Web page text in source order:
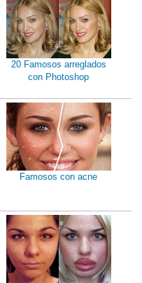
20 Famosos arreglados
con Photoshop
Famosos con acne